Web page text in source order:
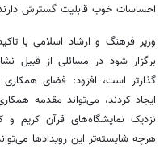
احساسات خوب قابلیت گسترش
وزیر فرهنگ و ارشاد اسلامی با
برگزار شود در مسائلی از قبیل
گذارتر است، افزود: فضای
ایجاد کردند، می‌تواند مقدمه
نزدیک نمایشگاه‌های قرآن کریم
هرچه شایسته‌تر این رویدادها